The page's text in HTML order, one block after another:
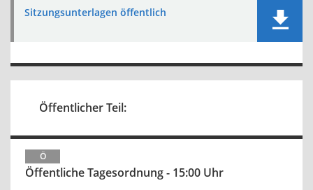
Sitzungsunterlagen öffentlich
Öffentlicher Teil:
Ö
Öffentliche Tagesordnung - 15:00 Uhr